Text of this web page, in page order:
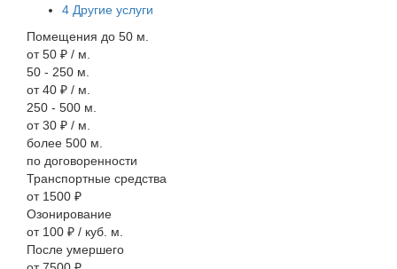
4 Другие услуги
Помещения до 50 м.
от 50 ₽ / м.
50 - 250 м.
от 40 ₽ / м.
250 - 500 м.
от 30 ₽ / м.
более 500 м.
по договоренности
Транспортные средства
от 1500 ₽
Озонирование
от 100 ₽ / куб. м.
После умершего